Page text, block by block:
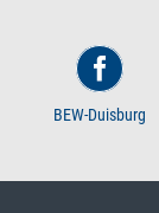
BEW-Duisburg